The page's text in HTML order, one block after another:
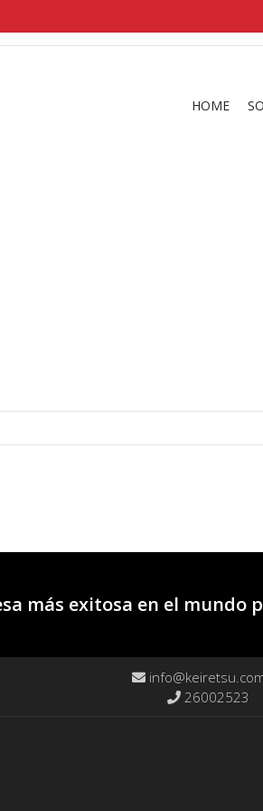
shirtsin a sizemediumthat
HOME
más exitosa en el mundo
26002523